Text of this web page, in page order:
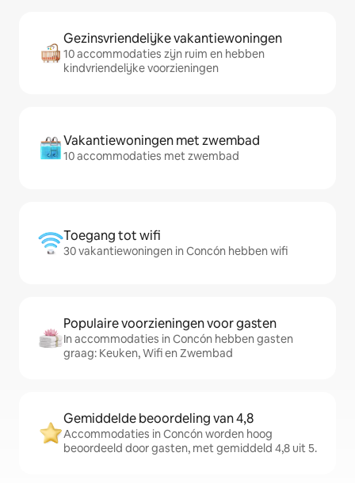
Gezinsvriendelijke vakantiewoningen
10 accommodaties zijn ruim en hebben
kindvriendelijke voorzieningen
Vakantiewoningen met zwembad
10 accommodaties met zwembad
Toegang tot wifi
30 vakantiewoningen in Concón hebben wifi
Populaire voorzieningen voor gasten
In accommodaties in Concón hebben gasten
graag: Keuken, Wifi en Zwembad
Gemiddelde beoordeling van 4,8
Accommodaties in Concón worden hoog
beoordeeld door gasten, met gemiddeld 4,8 uit 5.